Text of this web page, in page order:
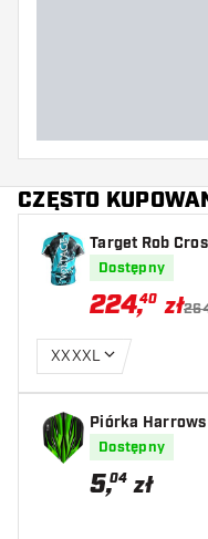
CZĘSTO
Dostępny
224,40 zł
XXXXL
Piórka
Dostępny
5,04 zł